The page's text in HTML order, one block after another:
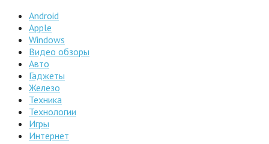
Android
Apple
Windows
Видео обзоры
Авто
Гаджеты
Железо
Техника
Технологии
Игры
Интернет